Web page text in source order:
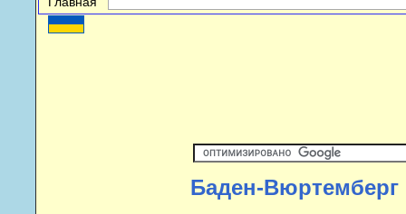
Баден-Вюртемберг